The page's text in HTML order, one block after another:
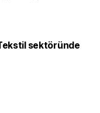
Tekstil sektöründe